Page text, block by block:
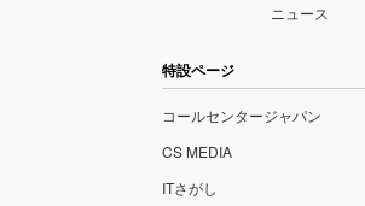
ニュース
特設ページ
コールセンタージャパン
CS MEDIA
ITさがし